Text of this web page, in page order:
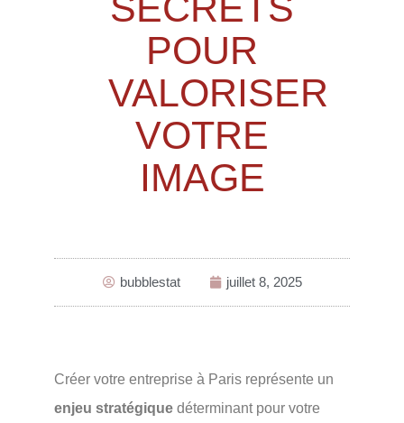
POUR
VALORISER
VOTRE
IMAGE
bubblestat juillet 8, 2025
Créer votre entreprise à Paris représente un
enjeu stratégique déterminant pour votre